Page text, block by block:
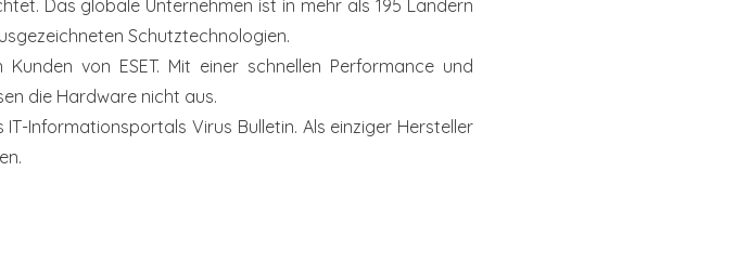
Das globale Unternehmen ist in mehr als 195 Ländern
Schutztechnologien.
von ESET. Mit einer schnellen Performance und
die Hardware nicht aus.
IT-Informationsportals Virus Bulletin. Als einziger Hersteller